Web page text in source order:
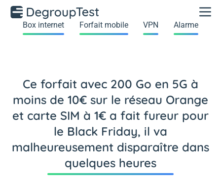
Box internet Forfait mobile VPN Alarme
Ce forfait avec 200 Go en 5G à
moins de 10€ sur le réseau Orange
et carte SIM à 1€ a fait fureur pour
le Black Friday, il va
malheureusement disparaître dans
quelques heures